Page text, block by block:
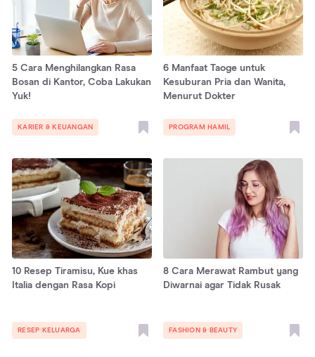
5 Cara Menghilangkan Rasa
Bosan di Kantor, Coba Lakukan
Yuk!
KARIER & KEUANGAN
6 Manfaat Taoge untuk
Kesuburan Pria dan Wanita,
Menurut Dokter
PROGRAM HAMIL
10 Resep Tiramisu, Kue khas
Italia dengan Rasa Kopi
RESEP KELUARGA
8 Cara Merawat Rambut yang
Diwarnai agar Tidak Rusak
FASHION & BEAUTY